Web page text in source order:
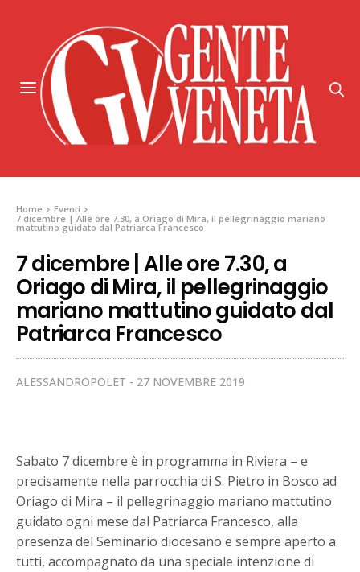
Home
Eventi
7 dicembre | Alle ore 7.30, a Oriago di Mira, il pellegrinaggio mariano
mattutino guidato dal Patriarca Francesco
7 dicembre | Alle ore 7.30, a
Oriago di Mira, il pellegrinaggio
mariano mattutino guidato dal
Patriarca Francesco
ALESSANDROPOLET 27 NOVEMBRE 2019
Sabato 7 dicembre è in programma in Riviera – e
precisamente nella parrocchia di S. Pietro in Bosco ad
Oriago di Mira – il pellegrinaggio mariano mattutino
guidato ogni mese dal Patriarca Francesco, alla
presenza del Seminario diocesano e sempre aperto a
tutti, accompagnato da una speciale intenzione di